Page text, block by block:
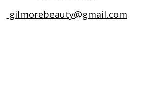
gilmorebeauty@gmail.com